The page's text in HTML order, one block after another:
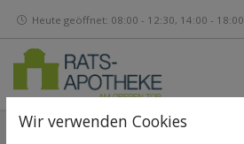
Heute geöffnet: 08:00 - 12:30, 14:00 - 18:00
Wir verwenden Cookies